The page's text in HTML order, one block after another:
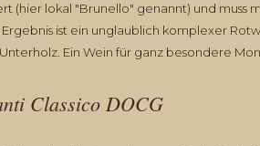
(hier lokal "Brunello" genannt) und muss
ist ein unglaublich komplexer
Ein Wein für ganz besondere
Classico DOCG